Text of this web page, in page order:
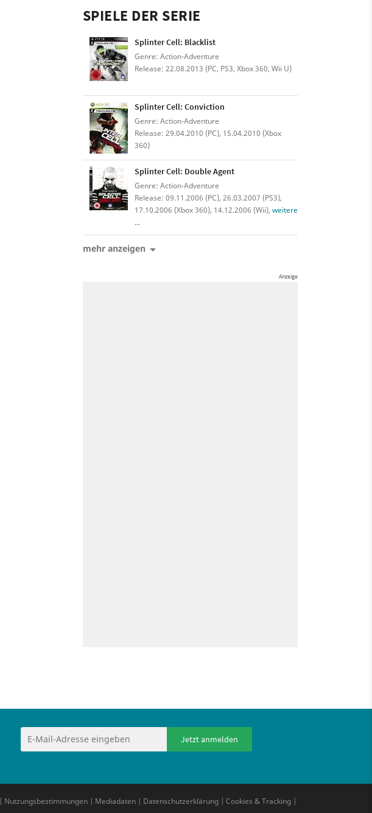
SPIELE DER SERIE
Splinter Cell: Blacklist
Genre: Action-Adventure
Release: 22.08.2013 (PC, PS3, Xbox 360, Wii U)
Splinter Cell: Conviction
Genre: Action-Adventure
Release: 29.04.2010 (PC), 15.04.2010 (Xbox
360)
Splinter Cell: Double Agent
Genre: Action-Adventure
Release: 09.11.2006 (PC), 26.03.2007 (PS3),
17.10.2006 (Xbox 360), 14.12.2006 (Wii), weitere
...
mehr anzeigen
Jetzt anmelden
| Nutzungsbestimmungen | Mediadaten | Datenschutzerklärung | Cookies & Tracking |